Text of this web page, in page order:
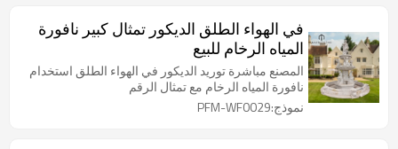
في الهواء الطلق الديكور تمثال كبير نافورة
المياه الرخام للبيع
المصنع مباشرة توريد الديكور في الهواء الطلق استخدام
نافورة المياه الرخام مع تمثال الرقم
نموذج:PFM-WF0029